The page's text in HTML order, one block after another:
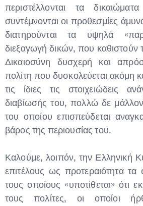
περιστέλλονται τα
συντέμνονται οι προθεσμίες
διατηρούνται τα υψηλά
διεξαγωγή δικών, που
Δικαιοσύνη δυσχερή και
πολίτη που δυσκολεύεται ακόμη
τις ίδιες τις στοιχειώδεις
διαβίωσής του, πολλώ δε μάλλον
του οποίου επισπεύδεται
βάρος της περιουσίας του.
Καλούμε, λοιπόν, την Ελληνική
επιτέλους ως προτεραιότητα
τους οποίους «υποτίθεται» ότι
τους πολίτες, οι οποίοι